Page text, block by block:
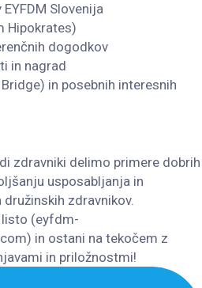
Slovenija
Hipokrates)
dogodkov
in nagrad
in posebnih interesnih
zdravniki delimo primere dobrih
usposabljanja in
zdravnikov.
listo (eyfdm-
in ostani na tekočem z
in priložnostmi!